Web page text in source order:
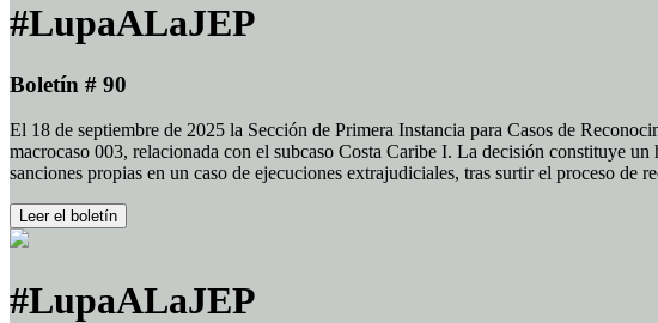
#LupaALaJEP
Boletín # 90
El 18 de septiembre de 2025 la Sección de Primera Instancia para Casos de
macrocaso 003, relacionada con el subcaso Costa Caribe I. La decisión constituye
sanciones propias en un caso de ejecuciones extrajudiciales, tras surtir el proceso de
Leer el boletín
#LupaALaJEP